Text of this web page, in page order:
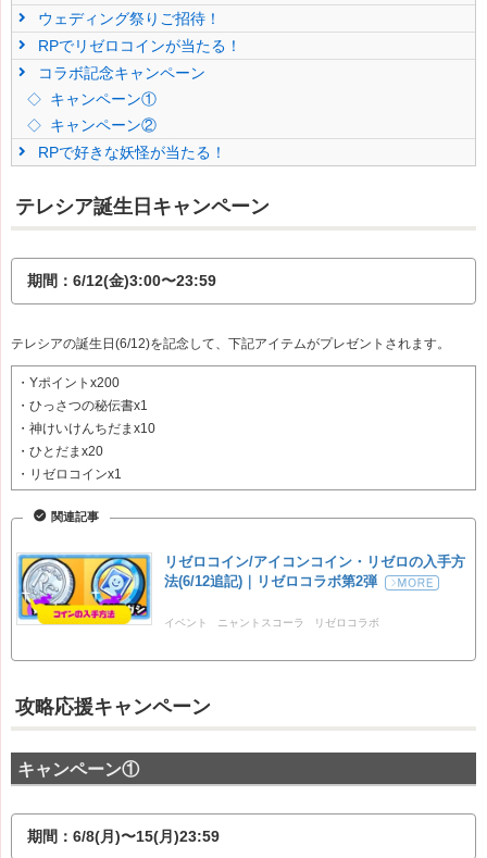
ウェディング祭りご招待！
RPでリゼロコインが当たる！
コラボ記念キャンペーン
キャンペーン①
キャンペーン②
RPで好きな妖怪が当たる！
テレシア誕生日キャンペーン
期間：6/12(金)3:00〜23:59
テレシアの誕生日(6/12)を記念して、下記アイテムがプレゼントされます。
・Yポイントx200
・ひっさつの秘伝書x1
・神けいけんちだまx10
・ひとだまx20
・リゼロコインx1
関連記事
リゼロコイン/アイコンコイン・リゼロの入手方
法(6/12追記)｜リゼロコラボ第2弾
イベント ニャントスコーラ リゼロコラボ
攻略応援キャンペーン
キャンペーン①
期間：6/8(月)〜15(月)23:59